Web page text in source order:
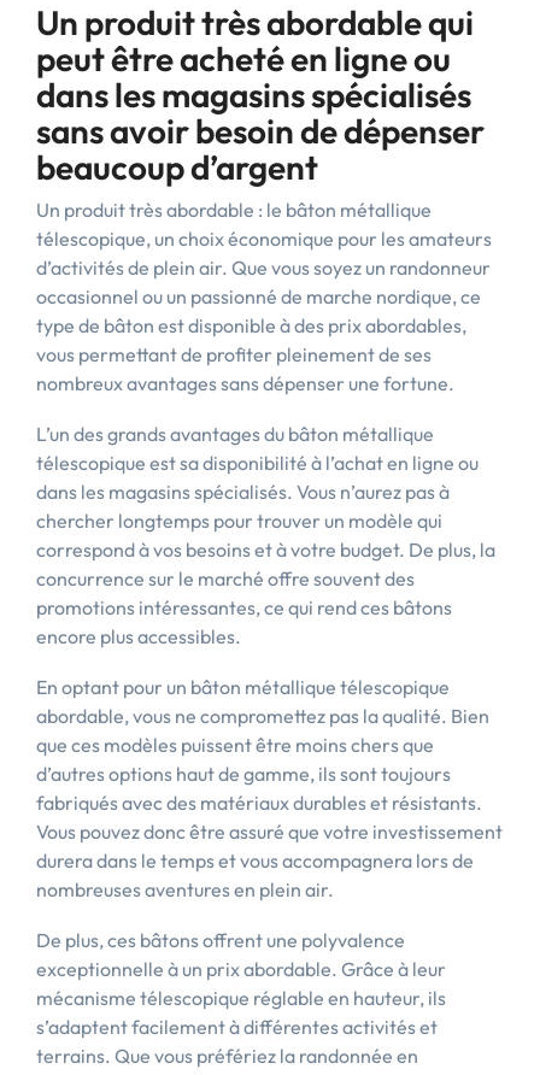
Un produit très abordable qui
peut être acheté en ligne ou
dans les magasins spécialisés
sans avoir besoin de dépenser
beaucoup d’argent
Un produit très abordable : le bâton métallique
télescopique, un choix économique pour les amateurs
d’activités de plein air. Que vous soyez un randonneur
occasionnel ou un passionné de marche nordique, ce
type de bâton est disponible à des prix abordables,
vous permettant de profiter pleinement de ses
nombreux avantages sans dépenser une fortune.
L’un des grands avantages du bâton métallique
télescopique est sa disponibilité à l’achat en ligne ou
dans les magasins spécialisés. Vous n’aurez pas à
chercher longtemps pour trouver un modèle qui
correspond à vos besoins et à votre budget. De plus, la
concurrence sur le marché offre souvent des
promotions intéressantes, ce qui rend ces bâtons
encore plus accessibles.
En optant pour un bâton métallique télescopique
abordable, vous ne compromettez pas la qualité. Bien
que ces modèles puissent être moins chers que
d’autres options haut de gamme, ils sont toujours
fabriqués avec des matériaux durables et résistants.
Vous pouvez donc être assuré que votre investissement
durera dans le temps et vous accompagnera lors de
nombreuses aventures en plein air.
De plus, ces bâtons offrent une polyvalence
exceptionnelle à un prix abordable. Grâce à leur
mécanisme télescopique réglable en hauteur, ils
s’adaptent facilement à différentes activités et
terrains. Que vous préfériez la randonnée en